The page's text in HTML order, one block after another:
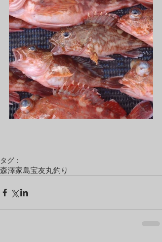
タグ：
森澤家島宝友丸釣り